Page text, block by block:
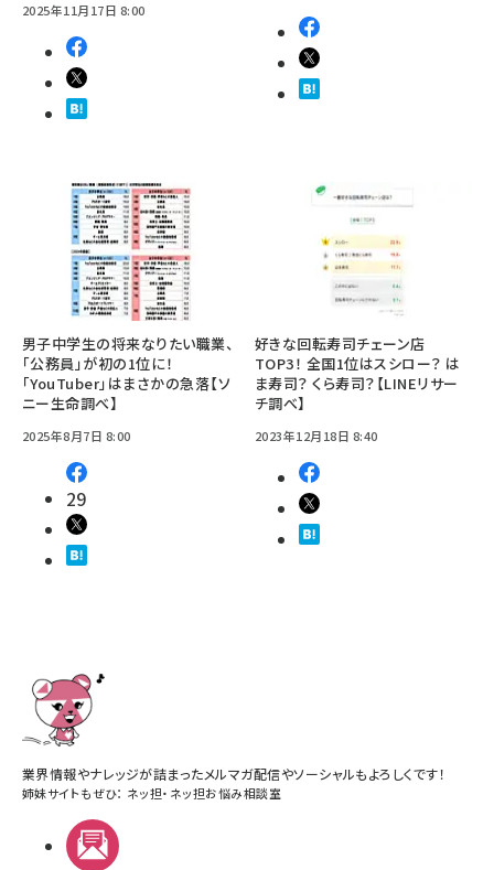
2025年11月17日 8:00
男子中学生の将来なりたい職業、
「公務員」が初の1位に！
「YouTuber」はまさかの急落【ソ
ニー生命調べ】
2025年8月7日 8:00
29
好きな回転寿司チェーン店
TOP3！ 全国1位はスシロー？ は
ま寿司？ くら寿司？【LINEリサー
チ調べ】
2023年12月18日 8:40
業界情報やナレッジが詰まったメルマガ配信やソーシャルもよろしくです！
姉妹サイトもぜひ： ネッ担・ ネッ担お悩み相談室